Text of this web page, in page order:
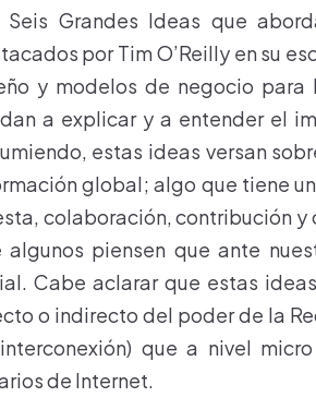
Seis Grandes Ideas que
por Tim O’Reilly en su
y modelos de negocio para
a explicar y a entender el
estas ideas versan
global; algo que tiene
colaboración, contribución
algunos piensen que ante
Cabe aclarar que estas
o indirecto del poder de la
que a nivel
de Internet.